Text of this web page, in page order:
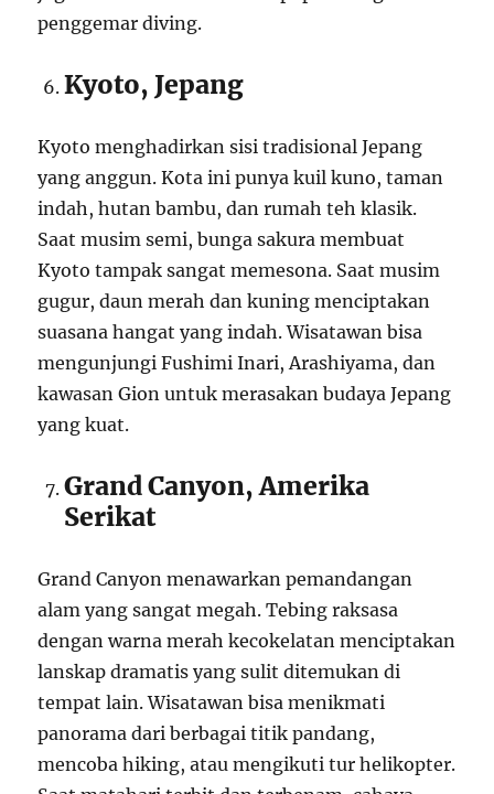
penggemar diving.
Kyoto, Jepang
Kyoto menghadirkan sisi tradisional Jepang
yang anggun. Kota ini punya kuil kuno, taman
indah, hutan bambu, dan rumah teh klasik.
Saat musim semi, bunga sakura membuat
Kyoto tampak sangat memesona. Saat musim
gugur, daun merah dan kuning menciptakan
suasana hangat yang indah. Wisatawan bisa
mengunjungi Fushimi Inari, Arashiyama, dan
kawasan Gion untuk merasakan budaya Jepang
yang kuat.
Grand Canyon, Amerika
Serikat
Grand Canyon menawarkan pemandangan
alam yang sangat megah. Tebing raksasa
dengan warna merah kecokelatan menciptakan
lanskap dramatis yang sulit ditemukan di
tempat lain. Wisatawan bisa menikmati
panorama dari berbagai titik pandang,
mencoba hiking, atau mengikuti tur helikopter.